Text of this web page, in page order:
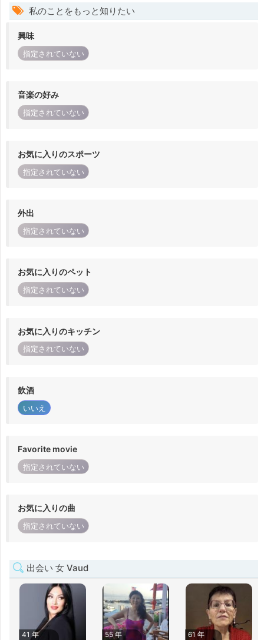
私のことをもっと知りたい
興味
指定されていない
音楽の好み
指定されていない
お気に入りのスポーツ
指定されていない
外出
指定されていない
お気に入りのペット
指定されていない
お気に入りのキッチン
指定されていない
飲酒
いいえ
Favorite movie
指定されていない
お気に入りの曲
指定されていない
出会い 女 Vaud
41 年
55 年
61 年